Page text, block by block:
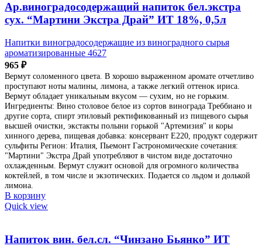
Ар.виноградосодержащий напиток бел.экстра
сух. “Мартини Экстра Драй” ИТ 18%, 0,5л
Напитки виноградосодержащие из виноградного сырья
ароматизированные 4627
965 ₽
Вермут соломенного цвета. В хорошо выраженном аромате отчетливо
проступают ноты малины, лимона, а также легкий оттенок ириса.
Вермут обладает уникальным вкусом — сухим, но не горьким.
Ингредиенты: Вино столовое белое из сортов винограда Треббиано и
другие сорта, спирт этиловый ректификованный из пищевого сырья
высшей очистки, экстакты полыни горькой "Артемизия" и коры
хинного дерева, пищевая добавка: консервант Е220, продукт содержит
сульфиты Регион: Италия, Пьемонт Гастрономические сочетания:
"Мартини" Экстра Драй употребляют в чистом виде достаточно
охлажденным. Вермут служит основой для огромного количества
коктейлей, в том числе и экзотических. Подается со льдом и долькой
лимона.
В корзину
Quick view
Напиток вин. бел.сл. “Чинзано Бьянко” ИТ